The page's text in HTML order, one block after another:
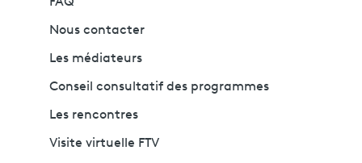
Nous contacter
Les médiateurs
Conseil consultatif des programmes
Les rencontres
Visite virtuelle FTV